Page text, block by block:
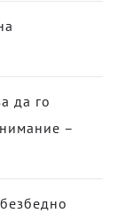
да го
–